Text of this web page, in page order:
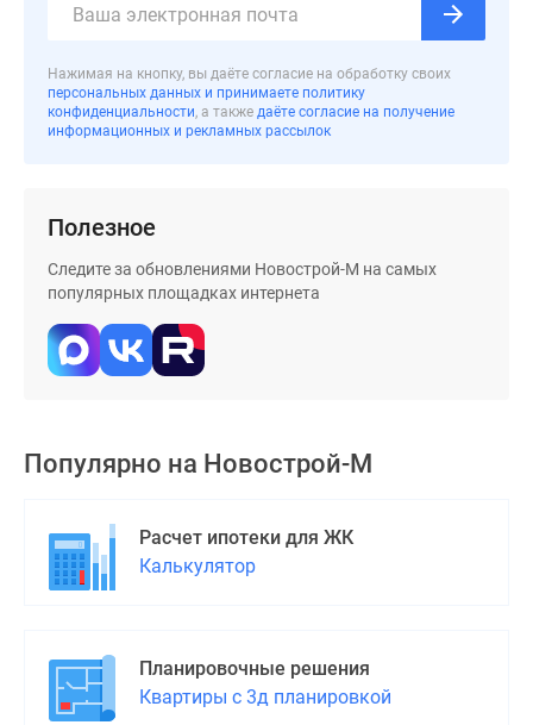
бизнес-
класса
Рассрочка
коттеджи
Коттеджные
поселки
Новой
коттеджные
коттеджные
поселки
Нажимая на кнопку, вы даёте согласие на обработку своих
персональных данных и принимаете политику
конфиденциальности, а также даёте согласие на получение
информационных и рекламных рассылок
Полезное
Следите за обновлениями Новострой-М на самых
популярных площадках интернета
Популярно на Новострой-М
Расчет ипотеки для ЖК
Калькулятор
Планировочные решения
Квартиры с 3д планировкой